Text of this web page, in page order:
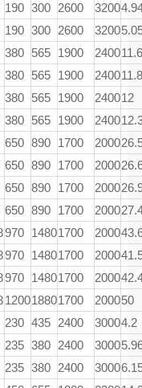
190 300 2600 3200
190 300 2600 3200
380 565 1900 240011.6
380 565 1900 240011.8
380 565 1900 240012
380 565 1900 2400
650 890 1700 2000
650 890 1700 2000
650 890 1700 2000
650 890 1700 2000
970 14801700 2000
970 14801700 2000
970 14801700 2000
120018801700 200050
230 435 2400 30004.2
235 380 2400 3000
235 380 2400 3000